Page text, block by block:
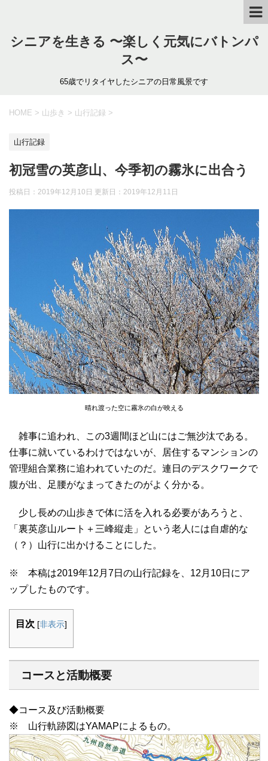
シニアを生きる 〜楽しく元気にバトンパ
ス〜
65歳でリタイヤしたシニアの日常風景です
HOME > 山歩き > 山行記録 >
山行記録
初冠雪の英彦山、今季初の霧氷に出合う
投稿日：2019年12月10日 更新日： 2019年12月11日
晴れ渡った空に霧氷の白が映える
雑事に追われ、この3週間ほど山にはご無沙汰である。
仕事に就いているわけではないが、居住するマンションの
管理組合業務に追われていたのだ。連日のデスクワークで
腹が出、足腰がなまってきたのがよく分かる。
少し長めの山歩きで体に活を入れる必要があろうと、
「裏英彦山ルート＋三峰縦走」という老人には自虐的な
（？）山行に出かけることにした。
※ 本稿は2019年12月7日の山行記録を、12月10日にア
ップしたものです。
目次 [非表示]
コースと活動概要
◆コース及び活動概要
※ 山行軌跡図はYAMAPによるもの。